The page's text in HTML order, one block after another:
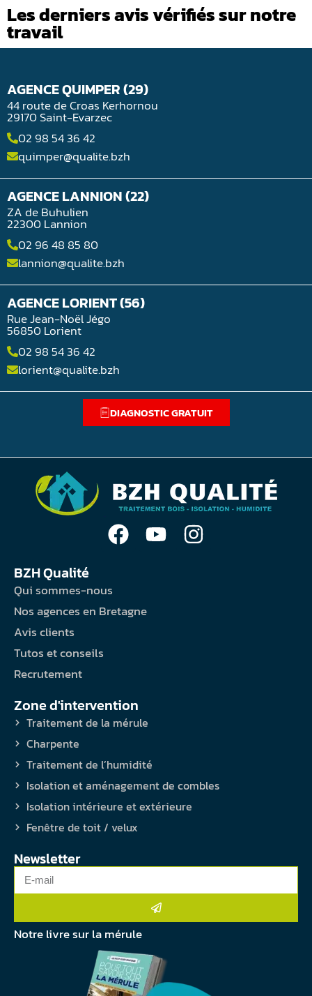
Les derniers avis vérifiés sur notre
travail
AGENCE QUIMPER (29)
44 route de Croas Kerhornou
29170 Saint-Evarzec
02 98 54 36 42
quimper@qualite.bzh
AGENCE LANNION (22)
ZA de Buhulien
22300 Lannion
02 96 48 85 80
lannion@qualite.bzh
AGENCE LORIENT (56)
Rue Jean-Noël Jégo
56850 Lorient
02 98 54 36 42
lorient@qualite.bzh
DIAGNOSTIC GRATUIT
BZH Qualité
Qui sommes-nous
Nos agences en Bretagne
Avis clients
Tutos et conseils
Recrutement
Zone d'intervention
Traitement de la mérule
Charpente
Traitement de l’humidité
Isolation et aménagement de combles
Isolation intérieure et extérieure
Fenêtre de toit / velux
Newsletter
Notre livre sur la mérule